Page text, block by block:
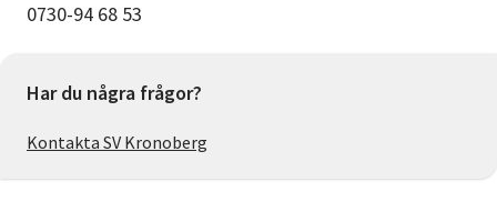
0730-94 68 53
Har du några frågor?
Kontakta SV Kronoberg